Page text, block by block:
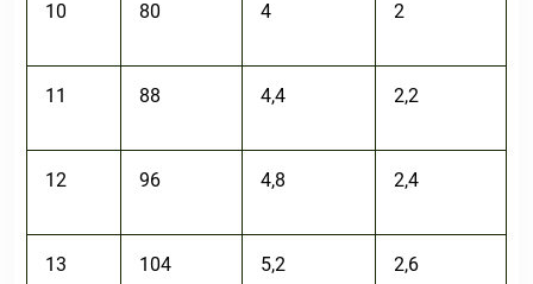
10 80 4 2
11 88 4,4 2,2
12 96 4,8 2,4
13 104 5,2 2,6